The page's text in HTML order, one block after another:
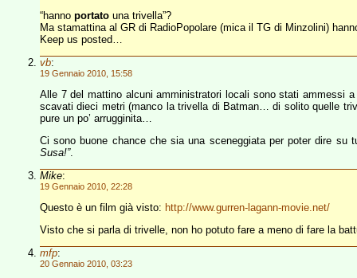
“hanno portato una trivella”?
Ma stamattina al GR di RadioPopolare (mica il TG di Minzolini)
Keep us posted…
vb:
19 Gennaio 2010, 15:58
Alle 7 del mattino alcuni amministratori locali sono stati ammessi
scavati dieci metri (manco la trivella di Batman… di solito quelle
pure un po’ arrugginita…
Ci sono buone chance che sia una sceneggiata per poter dire su
Susa!”.
Mike:
19 Gennaio 2010, 22:28
Questo è un film già visto: http://www.gurren-lagann-movie.net/
Visto che si parla di trivelle, non ho potuto fare a meno di fare la
mfp:
20 Gennaio 2010, 03:23